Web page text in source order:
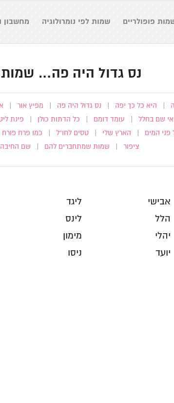
פופולריים שמות לפי נומרולוגיה מחשבון
נס גדול היה פה… שמות
היא כל כך יפה |נס גדול היה פה מפיץ אור |
אי שם בחלל עומד דומם כל הדתות כולן פינת
פני המים הארץ שלי |טסים לחו”ל כמו פרח פורח
ציפור שמות שמתחברים להם שם החיבה
אבישי
הלל
יהלי
יועד
ליגד
לינס
מימון
ניסו